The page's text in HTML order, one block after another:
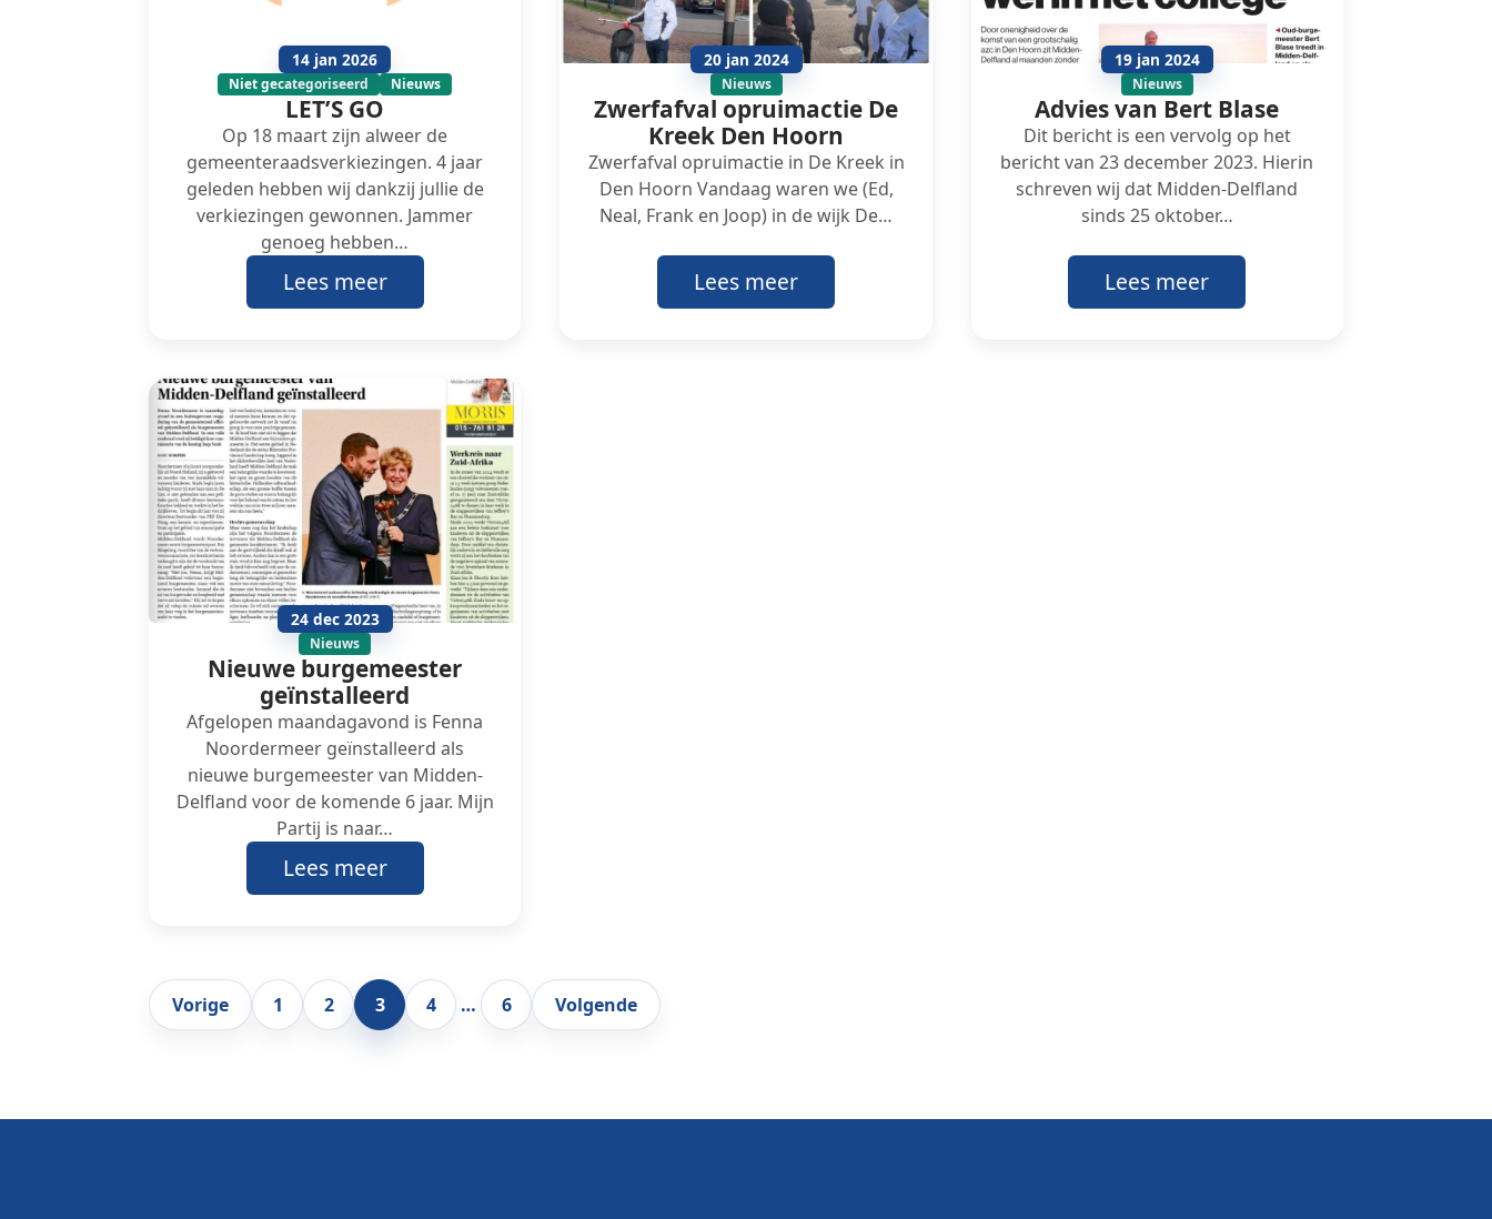
14 jan 2026
Niet gecategoriseerd Nieuws
LET’S GO
Op 18 maart zijn alweer de
gemeenteraadsverkiezingen. 4 jaar
geleden hebben wij dankzij jullie de
verkiezingen gewonnen. Jammer
genoeg hebben…
Lees meer
20 jan 2024
Nieuws
Zwerfafval opruimactie De
Kreek Den Hoorn
Zwerfafval opruimactie in De Kreek in
Den Hoorn Vandaag waren we (Ed,
Neal, Frank en Joop) in de wijk De…
Lees meer
19 jan 2024
Nieuws
Advies van Bert Blase
Dit bericht is een vervolg op het
bericht van 23 december 2023. Hierin
schreven wij dat Midden-Delfland
sinds 25 oktober…
Lees meer
24 dec 2023
Nieuws
Nieuwe burgemeester
geïnstalleerd
Afgelopen maandagavond is Fenna
Noordermeer geïnstalleerd als
nieuwe burgemeester van Midden-
Delfland voor de komende 6 jaar. Mijn
Partij is naar…
Lees meer
Paginering
Vorige 1 2 3 4 … 6 Volgende